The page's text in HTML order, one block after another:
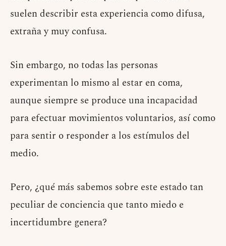
suelen describir esta experiencia como difusa,
extraña y muy confusa.
Sin embargo, no todas las personas
experimentan lo mismo al estar en coma,
aunque siempre se produce una incapacidad
para efectuar movimientos voluntarios, así como
para sentir o responder a los estímulos del
medio.
Pero, ¿qué más sabemos sobre este estado tan
peculiar de conciencia que tanto miedo e
incertidumbre genera?